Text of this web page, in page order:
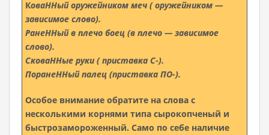
КоваННый оружейником меч ( оружейником —
зависимое слово).
РанеННый в плечо боец (в плечо — зависимое
слово).
СковаННые руки ( приставка С-).
ПоранеННый палец (приставка ПО-).
Особое внимание обратите на слова с
несколькими корнями типа сырокопченый и
быстрозамороженный. Само по себе наличие